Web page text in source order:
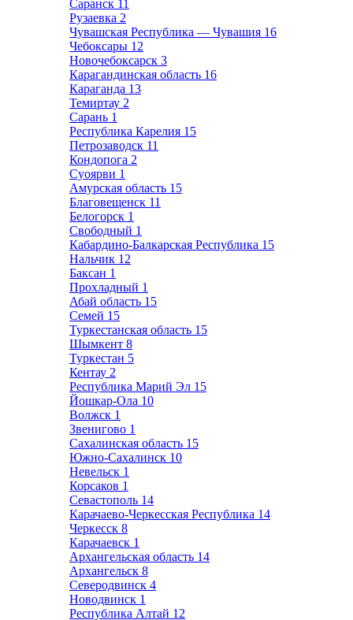
Саранск 11
Рузаевка 2
Чувашская Республика — Чувашия 16
Чебоксары 12
Новочебоксарск 3
Карагандинская область 16
Караганда 13
Темиртау 2
Сарань 1
Республика Карелия 15
Петрозаводск 11
Кондопога 2
Суоярви 1
Амурская область 15
Благовещенск 11
Белогорск 1
Свободный 1
Кабардино-Балкарская Республика 15
Нальчик 12
Баксан 1
Прохладный 1
Абай область 15
Семей 15
Туркестанская область 15
Шымкент 8
Туркестан 5
Кентау 2
Республика Марий Эл 15
Йошкар-Ола 10
Волжск 1
Звенигово 1
Сахалинская область 15
Южно-Сахалинск 10
Невельск 1
Корсаков 1
Севастополь 14
Карачаево-Черкесская Республика 14
Черкесск 8
Карачаевск 1
Архангельская область 14
Архангельск 8
Северодвинск 4
Новодвинск 1
Республика Алтай 12